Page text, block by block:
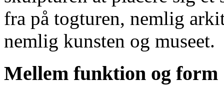
fra på togturen, nemlig
nemlig kunsten og museet.
Mellem funktion og form